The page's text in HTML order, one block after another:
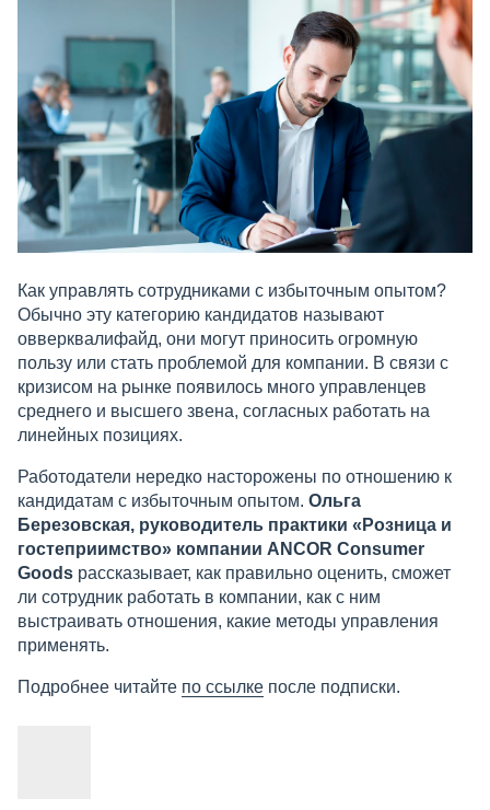
Как управлять сотрудниками с избыточным опытом?
Обычно эту категорию кандидатов называют
овверквалифайд, они могут приносить огромную
пользу или стать проблемой для компании. В связи с
кризисом на рынке появилось много управленцев
среднего и высшего звена, согласных работать на
линейных позициях.
Работодатели нередко насторожены по отношению к
кандидатам с избыточным опытом. Ольга
Березовская, руководитель практики «Розница и
гостеприимство» компании ANCOR Consumer
Goods рассказывает, как правильно оценить, сможет
ли сотрудник работать в компании, как с ним
выстраивать отношения, какие методы управления
применять.
Подробнее читайте по ссылке после подписки.